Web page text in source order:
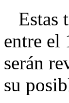
Estas
entre el
serán
su